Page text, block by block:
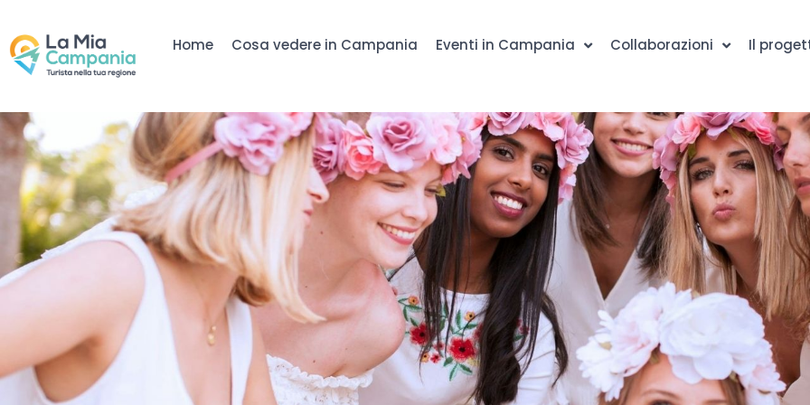
Home Cosa vedere in Campania Eventi in Campania Collaborazioni Il